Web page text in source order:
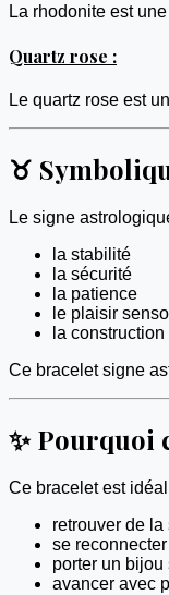
La rhodonite est
Quartz rose :
Le quartz rose est
♉
Le signe
la stabilité
la sécurité
la patience
le plaisir
la construction
Ce bracelet signe
✨ Pourquoi
Ce bracelet est
retrouver de
se
porter un
avancer avec